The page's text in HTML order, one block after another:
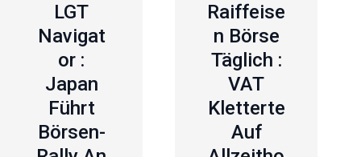
LGT
Navigat
Or :
Japan
Führt
Börsen-
Raiffeise
N Börse
Täglich :
VAT
Kletterte
Auf